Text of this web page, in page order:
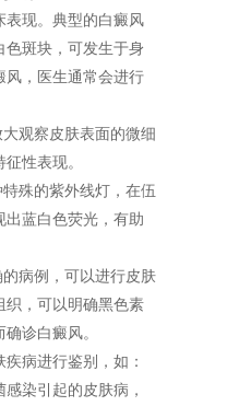
表现。典型的白癜风
色斑块，可发生于身
风，医生通常会进行
观察皮肤表面的微细
性表现。
殊的紫外线灯，在伍
出蓝白色荧光，有助
病例，可以进行皮肤
织，可以明确黑色素
诊白癜风。
病进行鉴别，如：
染引起的皮肤病，